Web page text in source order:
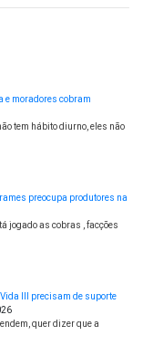
e moradores cobram
tem hábito diurno, eles não
preocupa produtores na
jogado as cobras , facções
III precisam de suporte
quer dizer que a